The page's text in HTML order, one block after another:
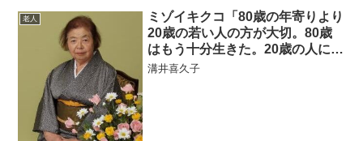
老人
ミゾイキクコ「80歳の年寄りより
20歳の若い人の方が大切。80歳
はもう十分生きた。20歳の人には
未来がたくさんある。これは事
溝井喜久子